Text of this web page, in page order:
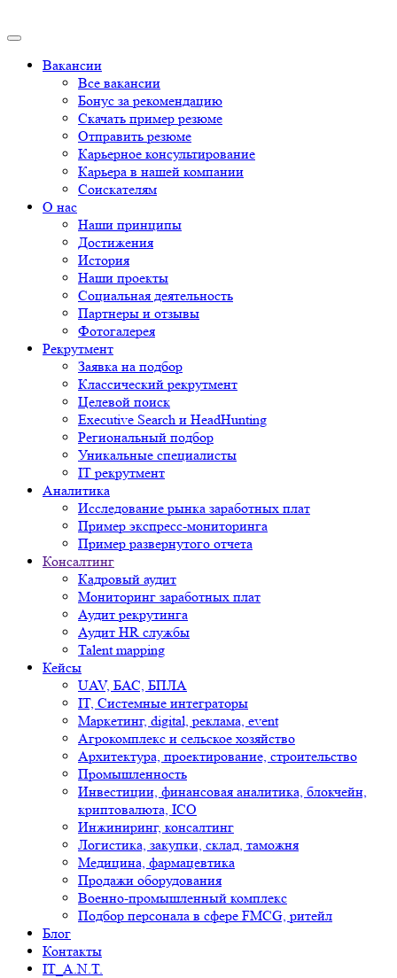
Вакансии
Все вакансии
Бонус за рекомендацию
Скачать пример резюме
Отправить резюме
Карьерное консультирование
Карьера в нашей компании
Соискателям
О нас
Наши принципы
Достижения
История
Наши проекты
Социальная деятельность
Партнеры и отзывы
Фотогалерея
Рекрутмент
Заявка на подбор
Классический рекрутмент
Целевой поиск
Executive Search и HeadHunting
Региональный подбор
Уникальные специалисты
IT рекрутмент
Аналитика
Исследование рынка заработных плат
Пример экспресс-мониторинга
Пример развернутого отчета
Консалтинг
Кадровый аудит
Мониторинг заработных плат
Аудит рекрутинга
Аудит HR службы
Talent mapping
Кейсы
UAV, БАС, БПЛА
IT, Системные интеграторы
Маркетинг, digital, реклама, event
Агрокомплекс и сельское хозяйство
Архитектура, проектирование, строительство
Промышленность
Инвестиции, финансовая аналитика, блокчейн,
криптовалюта, ICO
Инжиниринг, консалтинг
Логистика, закупки, склад, таможня
Медицина, фармацевтика
Продажи оборудования
Военно-промышленный комплекс
Подбор персонала в сфере FMCG, ритейл
Блог
Контакты
IT_A.N.T.